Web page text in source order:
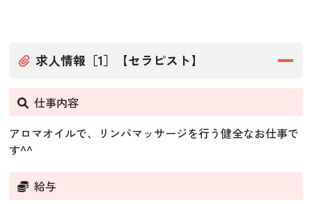
求人情報［1］【セラピスト】
仕事内容
アロマオイルで、リンパマッサージを行う健全なお仕事で
す^^
給与